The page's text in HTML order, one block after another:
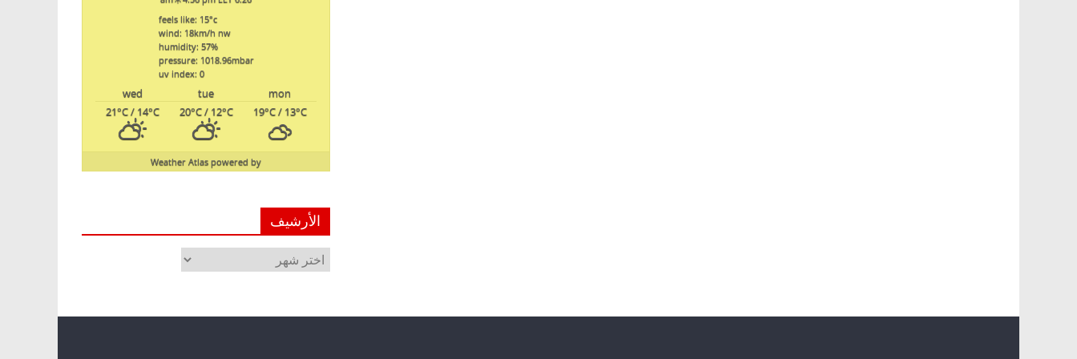
feels like: 15°c
wind: 18km/h nw
humidity: 57%
pressure: 1018.96mbar
uv index: 0
mon
tue
wed
19°C/ 13°C
20°C/ 12°C
21°C/ 14°C
powered by
Weather Atlas
الأرشيف
الأرشيف